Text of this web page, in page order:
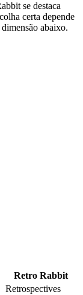
se destaca
certa depende
abaixo.
Retro Rabbit
Retrospectives